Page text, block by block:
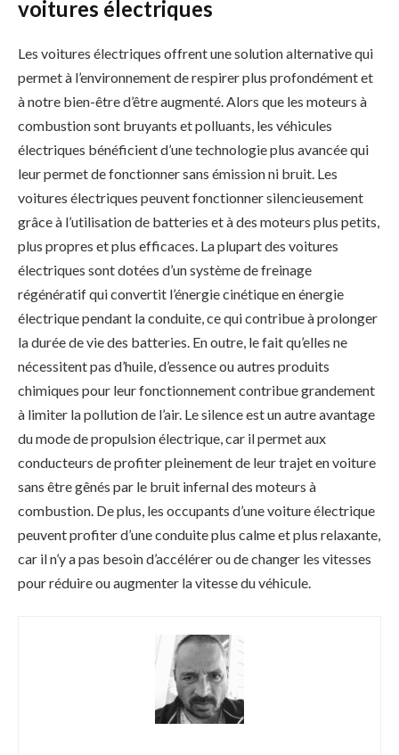
voitures électriques
Les voitures électriques offrent une solution alternative qui
permet à l’environnement de respirer plus profondément et
à notre bien-être d’être augmenté. Alors que les moteurs à
combustion sont bruyants et polluants, les véhicules
électriques bénéficient d’une technologie plus avancée qui
leur permet de fonctionner sans émission ni bruit. Les
voitures électriques peuvent fonctionner silencieusement
grâce à l’utilisation de batteries et à des moteurs plus petits,
plus propres et plus efficaces. La plupart des voitures
électriques sont dotées d’un système de freinage
régénératif qui convertit l’énergie cinétique en énergie
électrique pendant la conduite, ce qui contribue à prolonger
la durée de vie des batteries. En outre, le fait qu’elles ne
nécessitent pas d’huile, d’essence ou autres produits
chimiques pour leur fonctionnement contribue grandement
à limiter la pollution de l’air. Le silence est un autre avantage
du mode de propulsion électrique, car il permet aux
conducteurs de profiter pleinement de leur trajet en voiture
sans être gênés par le bruit infernal des moteurs à
combustion. De plus, les occupants d’une voiture électrique
peuvent profiter d’une conduite plus calme et plus relaxante,
car il n’y a pas besoin d’accélérer ou de changer les vitesses
pour réduire ou augmenter la vitesse du véhicule.